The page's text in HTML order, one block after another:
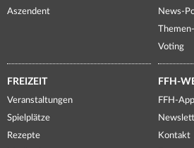
Aszendent
News-
Voting
FREIZEIT
Veranstaltungen
Spielplätze
Rezepte
FFH-
FFH-App
Kontakt